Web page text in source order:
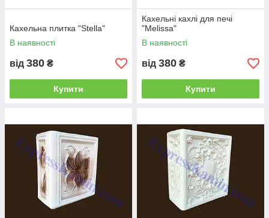
Кахельна плитка "Stella"
В наявності
від 380 ₴
Купити
Кахельні кахлі для печі
"Melissa"
В наявності
від 380 ₴
Купити